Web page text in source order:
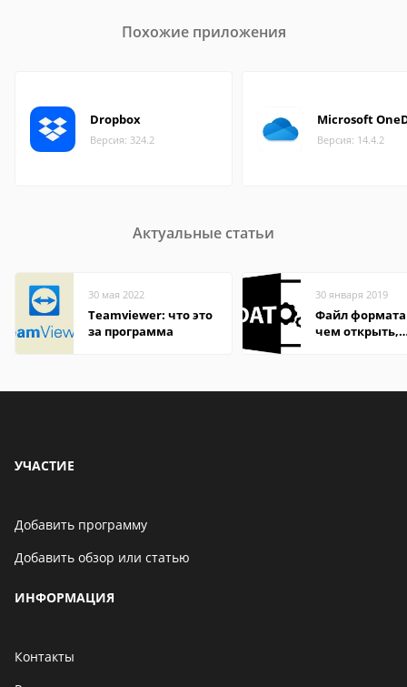
Похожие приложения
Dropbox
Версия: 324.2
Microsoft
Версия: 14.4.2
Актуальные статьи
30 мая 2022
Teamviewer: что это
за программа
30 января 2019
Файл формата
чем открыть,
УЧАСТИЕ
Добавить программу
Добавить обзор или статью
ИНФОРМАЦИЯ
Контакты